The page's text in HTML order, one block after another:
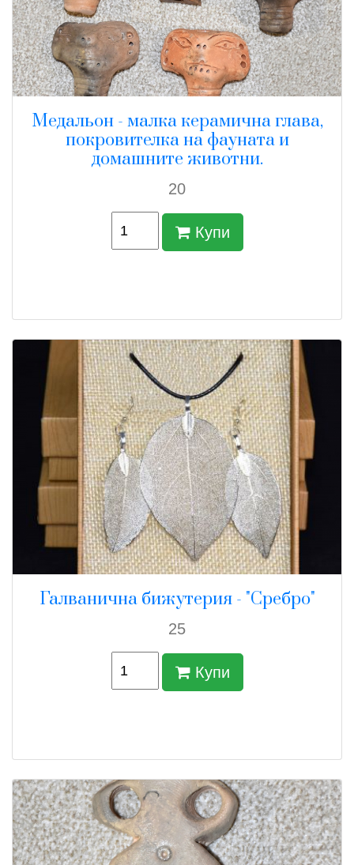
Медальон - малка керамична глава,
покровителка на фауната и
домашните животни.
20
Купи
Галванична бижутерия - "Сребро"
25
Купи